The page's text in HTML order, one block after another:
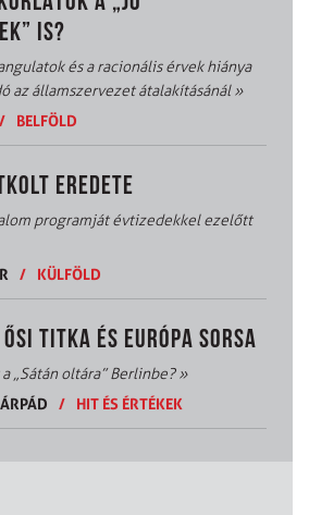
IS?
és a racionális érvek hiánya
az államszervezet átalakításánál»
/ BELFÖLD
EREDETE
programját évtizedekkel ezelőtt
/ KÜLFÖLD
ŐSI TITKA ÉS EURÓPA SORSA
„Sátán oltára” Berlinbe?»
/ HIT ÉS ÉRTÉKEK